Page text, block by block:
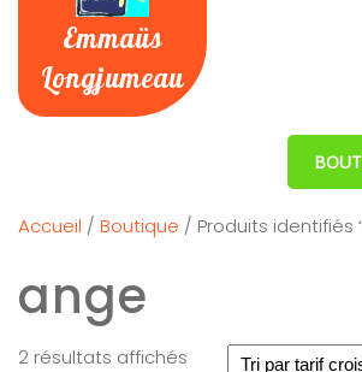
Emmaüs
Longjumeau
Accueil / Boutique / Produits identifiés
ange
2 résultats affichés